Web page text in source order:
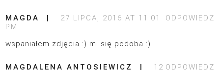
ODPOWIEDZ
MAGDA
27 LIPCA, 2016 AT 11:01
PM
wspaniałem zdjęcia :) mi się podoba :)
ODPOWIEDZ
MAGDALENA ANTOSIEWICZ
12